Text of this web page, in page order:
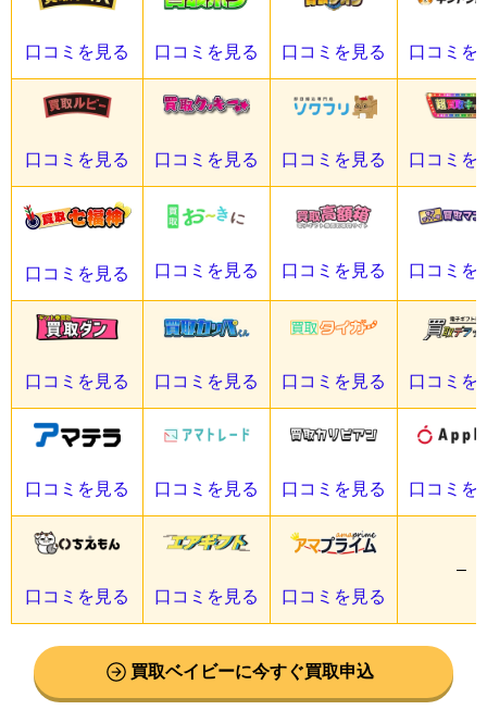
口コミを見る 口コミを見る 口コミを見る 口コミを
口コミを見る 口コミを見る 口コミを見る 口コミを
口コミを見る 口コミを見る 口コミを見る 口コミを
口コミを見る 口コミを見る 口コミを見る 口コミを
口コミを見る 口コミを見る 口コミを見る 口コミを
口コミを見る 口コミを見る 口コミを見る
–
買取ベイビーに今すぐ買取申込